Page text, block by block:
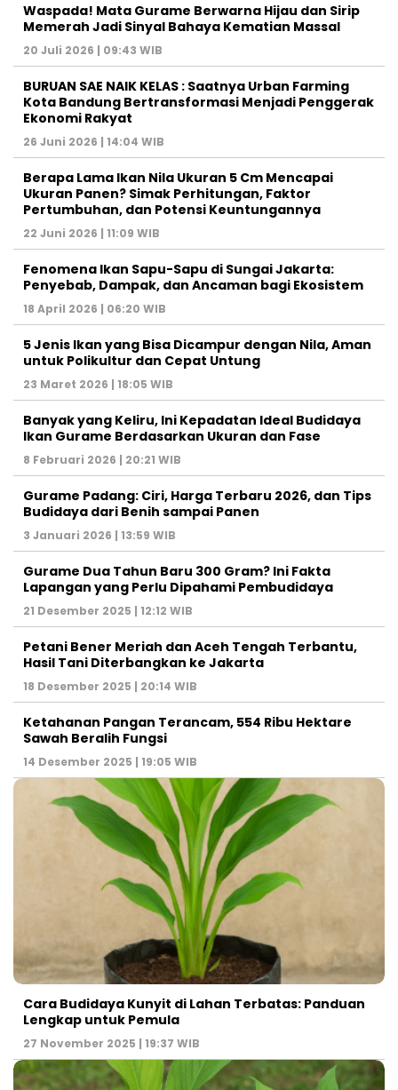
Waspada! Mata Gurame Berwarna Hijau dan Sirip
Memerah Jadi Sinyal Bahaya Kematian Massal
20 Juli 2026 | 09:43 WIB
BURUAN SAE NAIK KELAS : Saatnya Urban Farming
Kota Bandung Bertransformasi Menjadi Penggerak
Ekonomi Rakyat
26 Juni 2026 | 14:04 WIB
Berapa Lama Ikan Nila Ukuran 5 Cm Mencapai
Ukuran Panen? Simak Perhitungan, Faktor
Pertumbuhan, dan Potensi Keuntungannya
22 Juni 2026 | 11:09 WIB
Fenomena Ikan Sapu-Sapu di Sungai Jakarta:
Penyebab, Dampak, dan Ancaman bagi Ekosistem
18 April 2026 | 06:20 WIB
5 Jenis Ikan yang Bisa Dicampur dengan Nila, Aman
untuk Polikultur dan Cepat Untung
23 Maret 2026 | 18:05 WIB
Banyak yang Keliru, Ini Kepadatan Ideal Budidaya
Ikan Gurame Berdasarkan Ukuran dan Fase
8 Februari 2026 | 20:21 WIB
Gurame Padang: Ciri, Harga Terbaru 2026, dan Tips
Budidaya dari Benih sampai Panen
3 Januari 2026 | 13:59 WIB
Gurame Dua Tahun Baru 300 Gram? Ini Fakta
Lapangan yang Perlu Dipahami Pembudidaya
21 Desember 2025 | 12:12 WIB
Petani Bener Meriah dan Aceh Tengah Terbantu,
Hasil Tani Diterbangkan ke Jakarta
18 Desember 2025 | 20:14 WIB
Ketahanan Pangan Terancam, 554 Ribu Hektare
Sawah Beralih Fungsi
14 Desember 2025 | 19:05 WIB
Cara Budidaya Kunyit di Lahan Terbatas: Panduan
Lengkap untuk Pemula
27 November 2025 | 19:37 WIB